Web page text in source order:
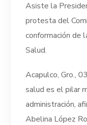
Asiste la
protesta del
conformación de
Salud.
Acapulco, Gro.,
salud es el pilar
administración,
Abelina López